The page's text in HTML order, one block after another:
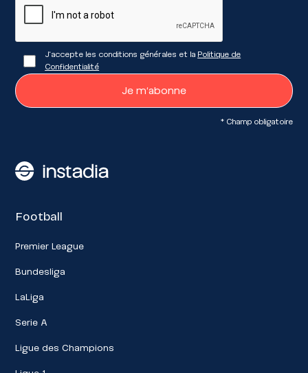
J'accepte les conditions générales et laPolitique de
Confidentialité
* Champ obligatoire
Football
Premier League
Bundesliga
LaLiga
Serie A
Ligue des Champions